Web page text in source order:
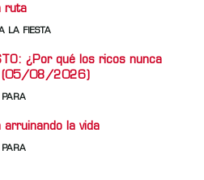
ruta
LA FIESTA
¿Por qué los ricos nunca
(05/08/2026)
PARA
la vida
PARA